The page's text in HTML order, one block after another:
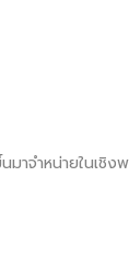
าจำหน่ายในเ